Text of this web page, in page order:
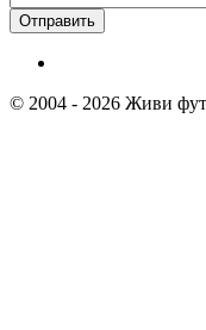
Отправить
© 2004 - 2026 Живи